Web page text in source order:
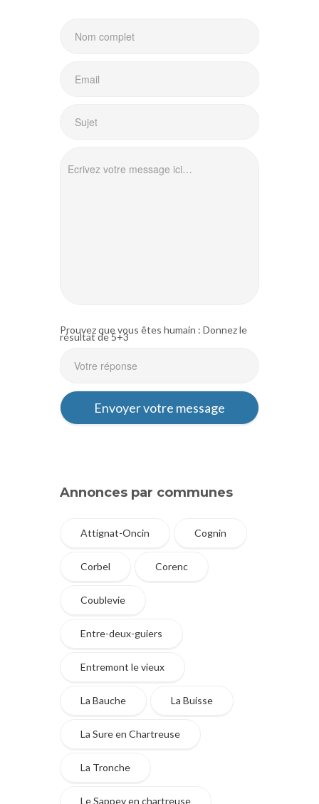
Prouvez que vous êtes humain : Donnez le
résultat de 5+3
Annonces par communes
Attignat-Oncin Cognin
Corbel Corenc
Coublevie
Entre-deux-guiers
Entremont le vieux
La Bauche La Buisse
La Sure en Chartreuse
La Tronche
Le Sappey en chartreuse